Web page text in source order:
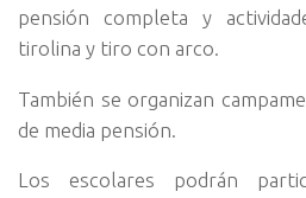
pensión completa y
tirolina y tiro con arco.
También se organizan
de media pensión.
Los escolares podrán